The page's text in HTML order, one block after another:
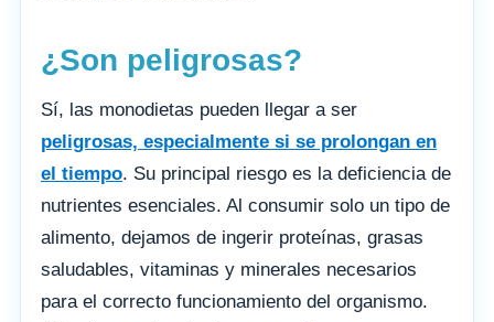
¿Son peligrosas?
Sí, las monodietas pueden llegar a ser
peligrosas, especialmente si se prolongan en
el tiempo. Su principal riesgo es la deficiencia de
nutrientes esenciales. Al consumir solo un tipo de
alimento, dejamos de ingerir proteínas, grasas
saludables, vitaminas y minerales necesarios
para el correcto funcionamiento del organismo.